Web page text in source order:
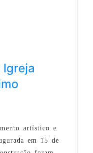
artístico e
em 15 de